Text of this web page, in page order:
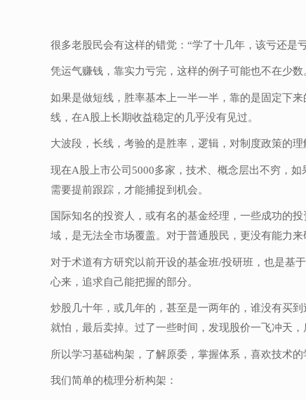
很多老股民会有这样的错觉：“学了十几年，该亏还是
凭运气赚钱，靠实力亏完，这样的例子可能也不在少数
如果是做短线，胜率基本上一半一半，靠的是固定下
线，在A股上长期收益稳定的几乎没有见过。
大波段，长线，考验的是胜率，逻辑，对制度政策的
现在A股上市公司5000多家，技术、概念层出不穷，
需要提前跟踪，才能捕捉到机会。
国际知名的投资人，或有名的基金经理，一些成功的
域，是无法全市场覆盖。对于普通股民，更没有能力来
对于术道有方研究以前开设的基金班/投研班，也是基
心来，追求自己能把握的部分。
炒股几十年，或几年的，甚至是一两年的，谁没有买
就怕，最后卖掉。过了一些时间，发现股价一飞冲天
所以学习基础构架，了解原委，掌握体系，喜欢技术
我们简单的梳理分析构架：